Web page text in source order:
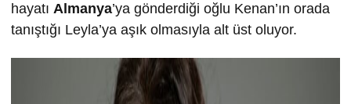
hayatı Almanya’ya gönderdiği oğlu Kenan’ın orada
tanıştığı Leyla’ya aşık olmasıyla alt üst oluyor.